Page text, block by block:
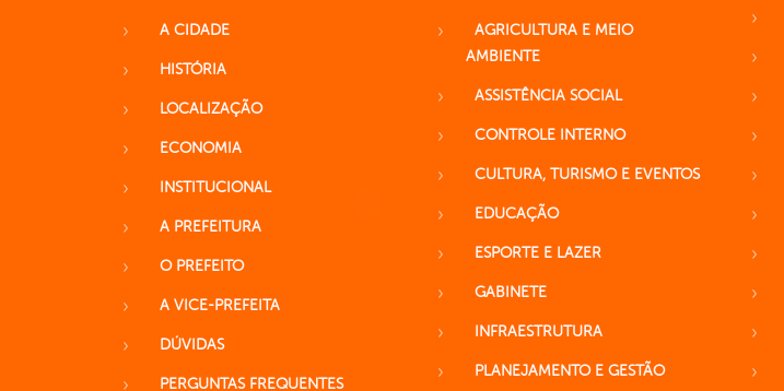
A CIDADE
HISTÓRIA
LOCALIZAÇÃO
ECONOMIA
INSTITUCIONAL
A PREFEITURA
O PREFEITO
A VICE-PREFEITA
DÚVIDAS
PERGUNTAS FREQUENTES
AGRICULTURA E MEIO
AMBIENTE
ASSISTÊNCIA SOCIAL
CONTROLE INTERNO
CULTURA, TURISMO E EVENTOS
EDUCAÇÃO
ESPORTE E LAZER
GABINETE
INFRAESTRUTURA
PLANEJAMENTO E GESTÃO